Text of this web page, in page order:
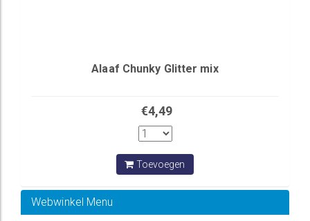
Alaaf Chunky Glitter mix
€4,49
Toevoegen
Webwinkel Menu